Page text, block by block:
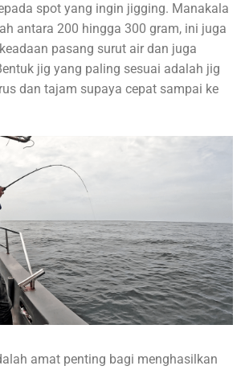
spot yang ingin jigging. Manakala
antara 200 hingga 300 gram, ini juga
pasang surut air dan juga
jig yang paling sesuai adalah jig
dan tajam supaya cepat sampai ke
amat penting bagi menghasilkan